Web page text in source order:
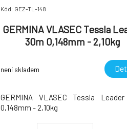
Kód: GEZ-TL-148
GERMINA VLASEC Tessla
30m 0,148mm - 2,10kg
není skladem
GERMINA VLASEC Tessla
0,148mm - 2,10kg